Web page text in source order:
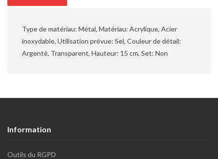
Type de matériau: Métal, Matériau: Acrylique, Acier
inoxydable, Utilisation prévue: Sel, Couleur de détail:
Argenté, Transparent, Hauteur: 15 cm, Set: Non
Information
Outils du RGPD